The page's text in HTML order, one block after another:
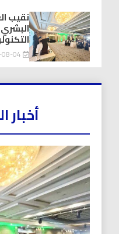
نقيب
2026-08-04